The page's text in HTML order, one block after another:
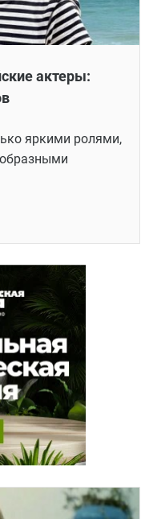
актеры:
яркими ролями,